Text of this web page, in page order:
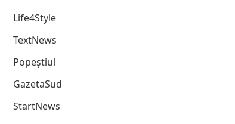
Life4Style
TextNews
Popeștiul
GazetaSud
StartNews